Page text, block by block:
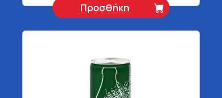
Προσθήκη